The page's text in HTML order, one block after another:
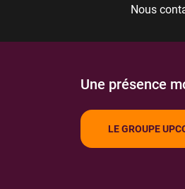
Nous
Une présence
LE GROUPE